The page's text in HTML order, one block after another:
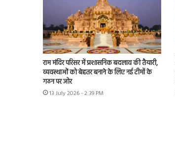
राम मंदिर परिसर में प्रशासनिक बदलाव की तैयारी,
व्यवस्थाओं को बेहतर बनाने के लिए नई टीमों के
गठन पर जोर
13 July 2026 - 2:39 PM